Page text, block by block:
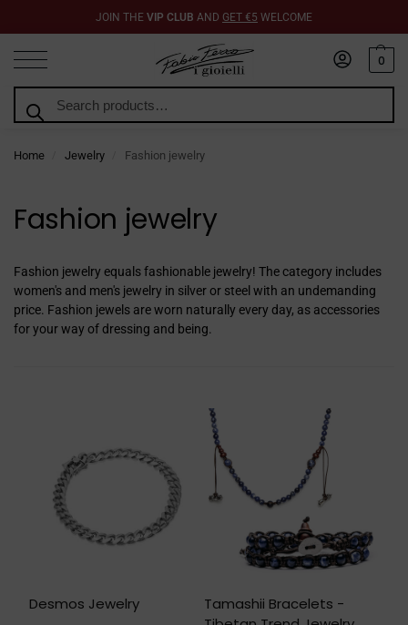
JOIN THE VIP CLUB AND GET €5 WELCOME
0
Home Jewelry Fashion jewelry
Fashion jewelry
Fashion jewelry equals fashionable jewelry! The category includes
women's and men's jewelry in silver or steel with an undemanding
price. Fashion jewels are worn naturally every day, as accessories
for your way of dressing and being.
Desmos Jewelry
Tamashii Bracelets -